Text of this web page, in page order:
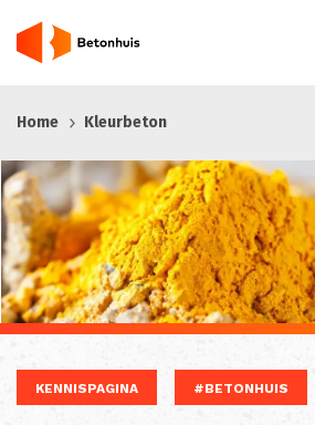
en
de
inhoud
gaan
Home Kleurbeton
KENNISPAGINA #BETONHUIS